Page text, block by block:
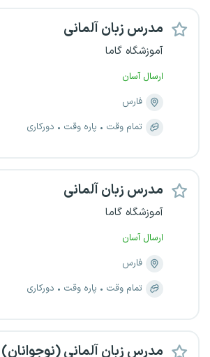
مدرس زبان آلمانی
آموزشگاه گاما
ارسال آسان
فارس
تمام وقت
پاره وقت دورکاری
مدرس زبان آلمانی
آموزشگاه گاما
ارسال آسان
فارس
تمام وقت
پاره وقت دورکاری
مدرس زبان آلمانی (نوجوانان)